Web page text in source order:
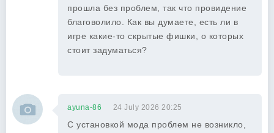
прошла без проблем, так что провидение
благоволило. Как вы думаете, есть ли в
игре какие-то скрытые фишки, о которых
стоит задуматься?
ayuna-86 24 July 2026 20:25
С установкой мода проблем не возникло,